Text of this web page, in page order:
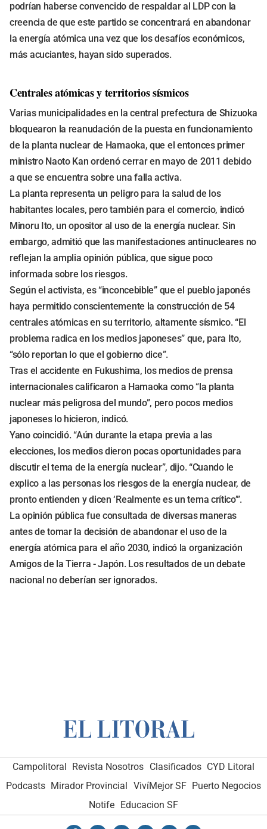
podrían haberse convencido de respaldar al LDP con la
creencia de que este partido se concentrará en abandonar
la energía atómica una vez que los desafíos económicos,
más acuciantes, hayan sido superados.
Centrales atómicas y territorios sísmicos
Varias municipalidades en la central prefectura de Shizuoka
bloquearon la reanudación de la puesta en funcionamiento
de la planta nuclear de Hamaoka, que el entonces primer
ministro Naoto Kan ordenó cerrar en mayo de 2011 debido
a que se encuentra sobre una falla activa.
La planta representa un peligro para la salud de los
habitantes locales, pero también para el comercio, indicó
Minoru Ito, un opositor al uso de la energía nuclear. Sin
embargo, admitió que las manifestaciones antinucleares no
reflejan la amplia opinión pública, que sigue poco
informada sobre los riesgos.
Según el activista, es “inconcebible” que el pueblo japonés
haya permitido conscientemente la construcción de 54
centrales atómicas en su territorio, altamente sísmico. “El
problema radica en los medios japoneses” que, para Ito,
“sólo reportan lo que el gobierno dice”.
Tras el accidente en Fukushima, los medios de prensa
internacionales calificaron a Hamaoka como “la planta
nuclear más peligrosa del mundo”, pero pocos medios
japoneses lo hicieron, indicó.
Yano coincidió. “Aún durante la etapa previa a las
elecciones, los medios dieron pocas oportunidades para
discutir el tema de la energía nuclear”, dijo. “Cuando le
explico a las personas los riesgos de la energía nuclear, de
pronto entienden y dicen ‘Realmente es un tema crítico’”.
La opinión pública fue consultada de diversas maneras
antes de tomar la decisión de abandonar el uso de la
energía atómica para el año 2030, indicó la organización
Amigos de la Tierra - Japón. Los resultados de un debate
nacional no deberían ser ignorados.
Campolitoral Revista Nosotros Clasificados CYD Litoral
Podcasts Mirador Provincial VivíMejor SF Puerto Negocios
Notife Educacion SF